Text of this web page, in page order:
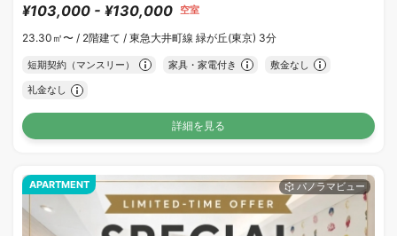
¥103,000 - ¥130,000 空室
23.30㎡〜 / 2階建て / 東急大井町線 緑が丘(東京) 3分
短期契約（マンスリー） 家具・家電付き 敷金なし
礼金なし
詳細を見る
APARTMENT